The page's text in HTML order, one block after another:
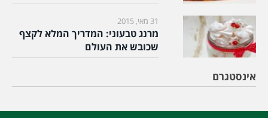
31 מאי, 2015
מרנג טבעוני: המדריך המלא לקצף
שכובש את העולם
אינסטגרם